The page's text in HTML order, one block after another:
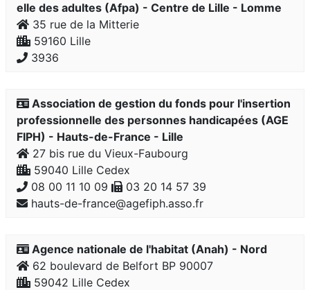
elle des adultes (Afpa) - Centre de Lille - Lomme
35 rue de la Mitterie
59160 Lille
3936
Association de gestion du fonds pour l'insertion
professionnelle des personnes handicapées (AGE
FIPH) - Hauts-de-France - Lille
27 bis rue du Vieux-Faubourg
59040 Lille Cedex
08 00 11 10 09
03 20 14 57 39
hauts-de-france@agefiph.asso.fr
Agence nationale de l'habitat (Anah) - Nord
62 boulevard de Belfort BP 90007
59042 Lille Cedex